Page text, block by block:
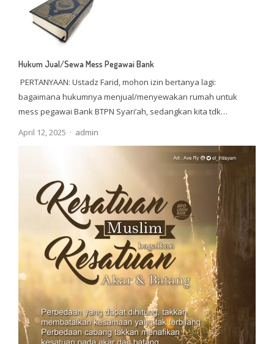
Hukum Jual/Sewa Mess Pegawai Bank
PERTANYAAN: Ustadz Farid, mohon izin bertanya lagi:
bagaimana hukumnya menjual/menyewakan rumah untuk
mess pegawai Bank BTPN Syari’ah, sedangkan kita tdk…
April 12, 2025
Author
admin